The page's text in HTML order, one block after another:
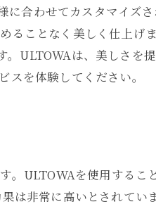
合わせてカスタマイズ
ことなく美しく仕上げ
ULTOWAは、美しさを
を体験してください。
。ULTOWAを使用する
は非常に高いとされて